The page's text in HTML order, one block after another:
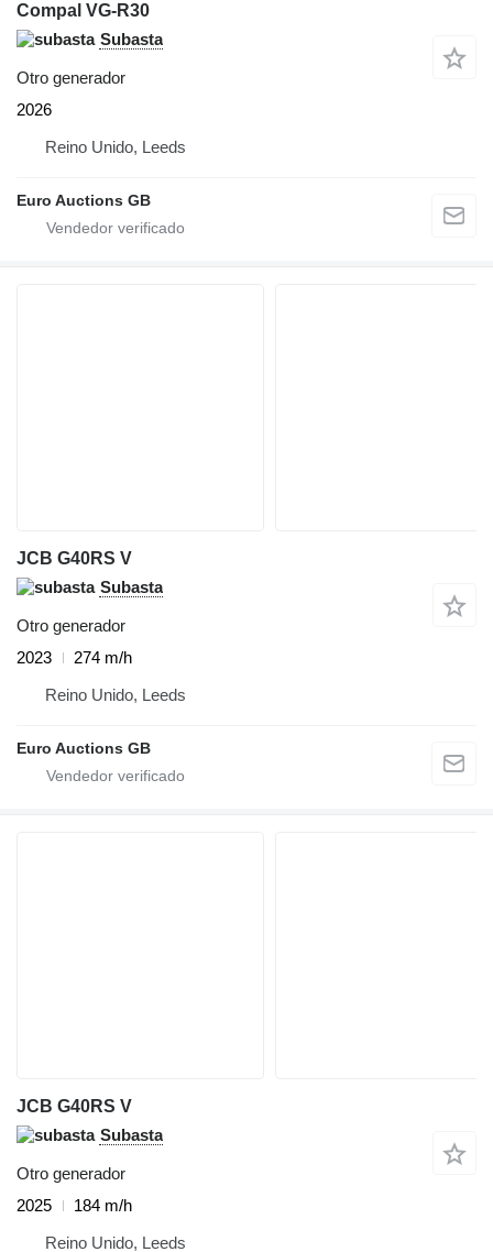
Compal VG-R30
Subasta
Otro generador
2026
Reino Unido, Leeds
Euro Auctions GB
JCB G40RS V
Subasta
Otro generador
2023
274 m/h
Reino Unido, Leeds
Euro Auctions GB
JCB G40RS V
Subasta
Otro generador
2025
184 m/h
Reino Unido, Leeds